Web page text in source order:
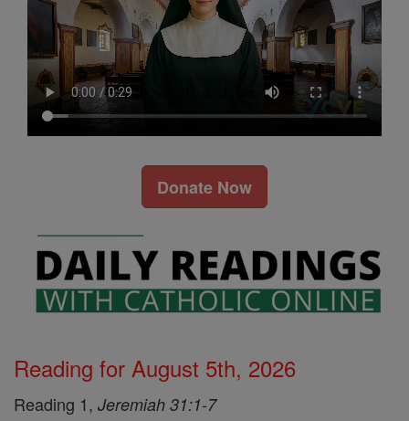
Donate Now
Reading for August 5th, 2026
Reading 1, Jeremiah 31:1-7